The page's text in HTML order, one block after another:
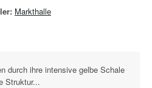
Markthalle
durch ihre intensive gelbe Schale
Struktur...